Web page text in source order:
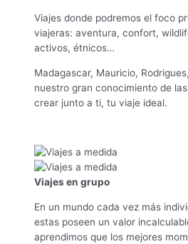
Viajes donde podremos el foco
viajeras: aventura, confort,
activos, étnicos…
Madagascar, Mauricio,
nuestro gran conocimiento de las
crear junto a ti, tu viaje ideal.
Viajes en grupo
En un mundo cada vez más
estas poseen un valor
aprendimos que los mejores